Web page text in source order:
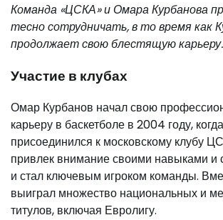
Команда «ЦСКА» и Омара Курбанова
тесно сотрудничать, в то время как
продолжает свою блестящую карьеру.
Участие в клубах
Омар Курбанов начал свою
карьеру в баскетболе в 2004 году,
присоединился к московскому клубу
привлек внимание своими навыками и
и стал ключевым игроком команды.
выиграл множество национальных и
титулов, включая Евролигу.